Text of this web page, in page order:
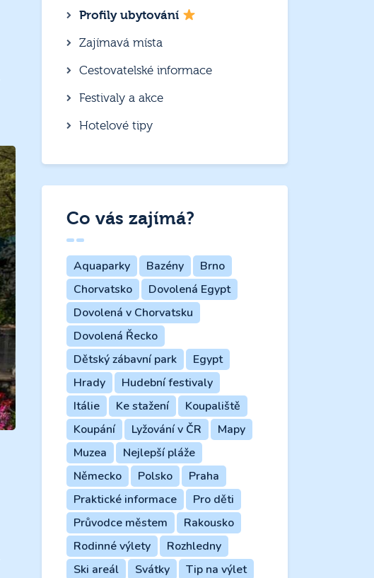
Profily ubytování
Zajímavá místa
Cestovatelské informace
Festivaly a akce
Hotelové tipy
Co vás zajímá?
Aquaparky Bazény
Brno
Chorvatsko
Dovolená Egypt
Dovolená v Chorvatsku
Dovolená Řecko
Dětský zábavní park
Egypt
Hrady
Hudební festivaly
Itálie
Ke stažení
Koupaliště
Koupání
Lyžování v ČR
Mapy
Muzea
Nejlepší pláže
Německo
Polsko
Praha
Praktické informace
Pro děti
Průvodce městem
Rakousko
Rodinné výlety
Rozhledny
Ski areál
Svátky
Tip na výlet